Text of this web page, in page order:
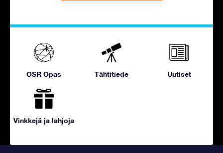
OSR Opas Tähtitiede Uutiset
Vinkkejä ja lahjoja